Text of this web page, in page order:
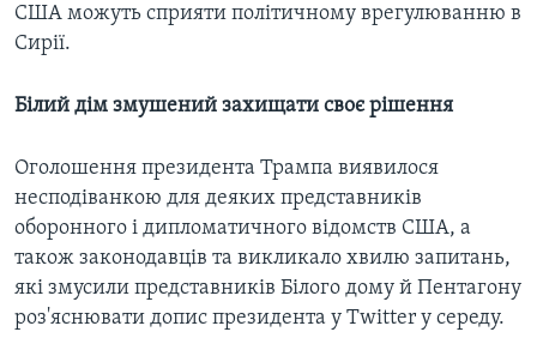
США можуть сприяти політичному врегулюванню в
Сирії.
Білий дім змушений захищати своє рішення
Оголошення президента Трампа виявилося
несподіванкою для деяких представників
оборонного і дипломатичного відомств США, а
також законодавців та викликало хвилю запитань,
які змусили представників Білого дому й Пентагону
роз'яснювати допис президента у Twitter у середу.